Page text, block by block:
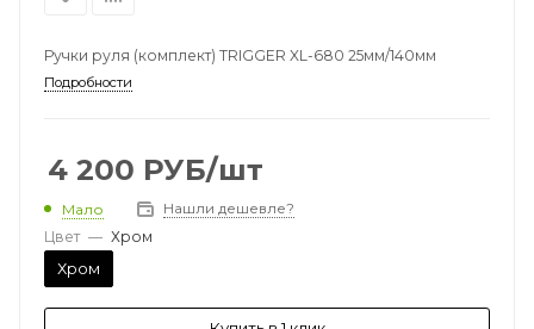
Ручки руля (комплект) TRIGGER XL-680 25мм/140мм
Подробности
4 200 РУБ/шт
Мало
Нашли дешевле?
Цвет — Хром
Хром